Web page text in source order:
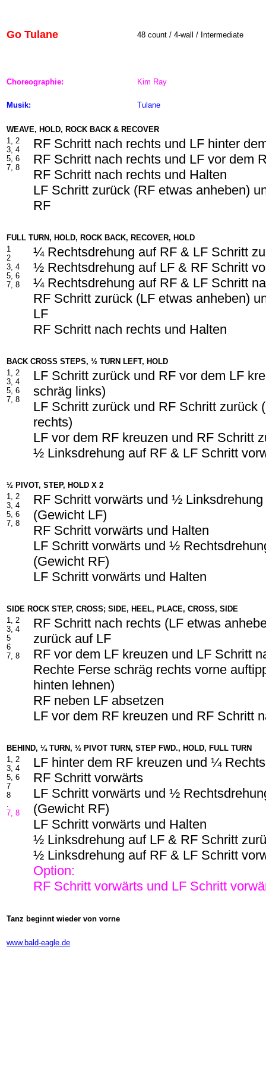
Go Tulane 48 count / 4-wall / Intermediate
Choreographie: Kim Ray
Musik: Tulane
WEAVE, HOLD, ROCK BACK & RECOVER
1, 2
3, 4
5, 6
7, 8
RF Schritt nach rechts und LF hinter
RF Schritt nach rechts und LF vor dem
RF Schritt nach rechts und Halten
LF Schritt zurück (RF etwas anheben)
RF
FULL TURN, HOLD, ROCK BACK, RECOVER, HOLD
1
2
3, 4
5, 6
7, 8
¼ Rechtsdrehung auf RF & LF Schritt
½ Rechtsdrehung auf LF & RF Schritt
¼ Rechtsdrehung auf RF & LF Schritt
RF Schritt zurück (LF etwas anheben)
LF
RF Schritt nach rechts und Halten
BACK CROSS STEPS, ½ TURN LEFT, HOLD
1, 2
3, 4
5, 6
7, 8
LF Schritt zurück und RF vor dem LF
schräg links)
LF Schritt zurück und RF Schritt zurück
rechts)
LF vor dem RF kreuzen und RF Schritt
½ Linksdrehung auf RF & LF Schritt
½ PIVOT, STEP, HOLD X 2
1, 2
3, 4
5, 6
7, 8
RF Schritt vorwärts und ½
(Gewicht LF)
RF Schritt vorwärts und Halten
LF Schritt vorwärts und ½
(Gewicht RF)
LF Schritt vorwärts und Halten
SIDE ROCK STEP, CROSS; SIDE, HEEL, PLACE, CROSS, SIDE
1, 2
3, 4
5
6
7, 8
RF Schritt nach rechts (LF etwas
zurück auf LF
RF vor dem LF kreuzen und LF Schritt
Rechte Ferse schräg rechts vorne
hinten lehnen)
RF neben LF absetzen
LF vor dem RF kreuzen und RF Schritt
BEHIND, ¼ TURN, ½ PIVOT TURN, STEP FWD., HOLD, FULL TURN
1, 2
3, 4
5, 6
7
8
.
7, 8
LF hinter dem RF kreuzen und ¼
RF Schritt vorwärts
LF Schritt vorwärts und ½
(Gewicht RF)
LF Schritt vorwärts und Halten
½ Linksdrehung auf LF & RF Schritt
½ Linksdrehung auf RF & LF Schritt
Option:
RF Schritt vorwärts und LF Schritt
Tanz beginnt wieder von vorne
www.bald-eagle.de